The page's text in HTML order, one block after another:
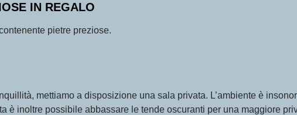
IN REGALO
pietre preziose.
mettiamo a disposizione una sala privata. L’ambiente è
è inoltre possibile abbassare le tende oscuranti per una maggiore